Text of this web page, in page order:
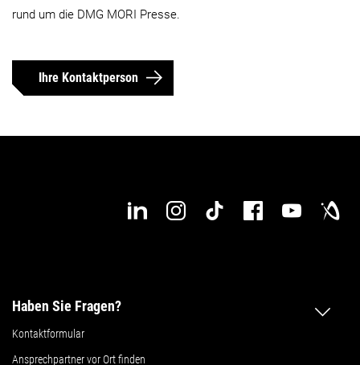
rund um die DMG MORI Presse.
Ihre Kontaktperson
Haben Sie Fragen?
Kontaktformular
Ansprechpartner vor Ort finden